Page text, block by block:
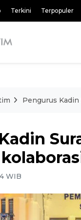
Terkini Terpopuler
Pengurus
WIB